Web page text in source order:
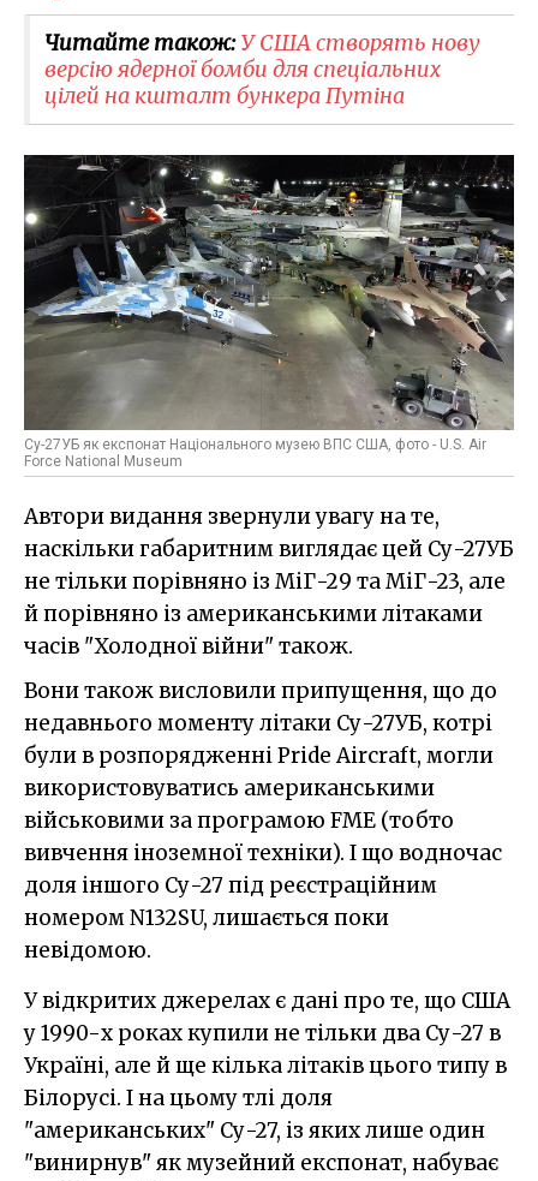
Читайте також:У США створять нову
версію ядерної бомби для спеціальних
цілей на кшталт бункера Путіна
Су-27УБ як експонат Національного музею ВПС США, фото - U.S. Air
Force National Museum
Автори видання звернули увагу на те,
наскільки габаритним виглядає цей Су-27УБ
не тільки порівняно із МіГ-29 та МіГ-23, але
й порівняно із американськими літаками
часів "Холодної війни" також.
Вони також висловили припущення, що до
недавнього моменту літаки Су-27УБ, котрі
були в розпорядженні Pride Aircraft, могли
використовуватись американськими
військовими за програмою FME (тобто
вивчення іноземної техніки). І що водночас
доля іншого Су-27 під реєстраційним
номером N132SU, лишається поки
невідомою.
У відкритих джерелах є дані про те, що США
у 1990-х роках купили не тільки два Су-27 в
Україні, але й ще кілька літаків цього типу в
Білорусі. І на цьому тлі доля
"американських" Су-27, із яких лише один
"винирнув" як музейний експонат, набуває